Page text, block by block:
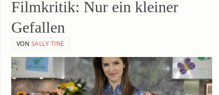
Film­kri­tik: Nur ein klei­ner
Gefallen
VON SALLY TINE